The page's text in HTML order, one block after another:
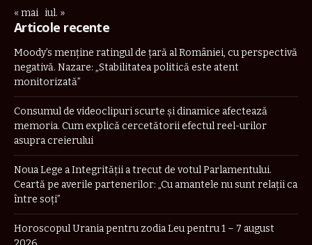
« mai iul. »
Articole recente
Moody’s menține ratingul de țară al României, cu perspectivă
negativă. Nazare: „Stabilitatea politică este atent
monitorizată”
Consumul de videoclipuri scurte și dinamice afectează
memoria. Cum explică cercetătorii efectul reel-urilor
asupra creierului
Noua Lege a Integrității a trecut de votul Parlamentului.
Ceartă pe averile partenerilor: „Cu amantele nu sunt relații ca
între soți”
Horoscopul Urania pentru zodia Leu pentru 1 – 7 august